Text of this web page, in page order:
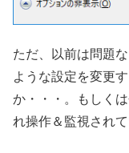
ただ、以前は問題
ような設定を変更
か・・・。もしく
れ操作＆監視され